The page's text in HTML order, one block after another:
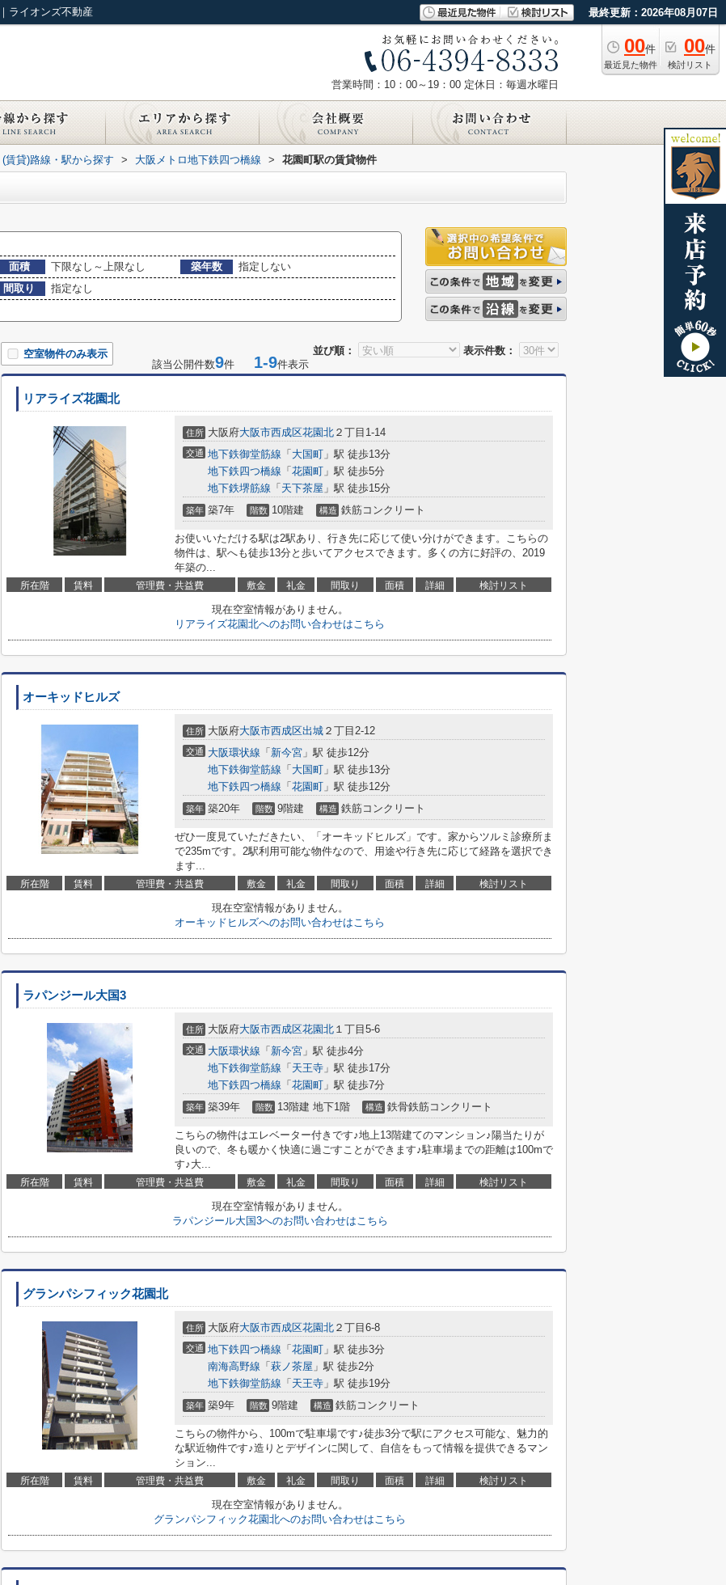
ライオンズ不動産 最終更新：2026年08月07日
00件
最近見た物件
00件
検討リスト
営業時間：10：00～19：00 定休日：毎週水曜日
(賃貸)路線・駅から探す > 大阪メトロ地下鉄四つ橋線 > 花園町駅の賃貸物件
面積 下限なし～上限なし 築年数
指定しない
間取り
指定なし
並び順： 表示件数：
空室物件のみ表示
該当公開件数9件 1-9件表示
リアライズ花園北
住所 大阪府大阪市西成区花園北 ２丁目1-14
交通 地下鉄御堂筋線 「 大国町 」駅 徒歩13分
地下鉄四つ橋線 「 花園町 」駅 徒歩5分
地下鉄堺筋線 「 天下茶屋 」駅 徒歩15分
築年 築7年 階数 10階建 構造 鉄筋コンクリート
お使いいただける駅は2駅あり、行き先に応じて使い分けができます。こちらの
物件は、駅へも徒歩13分と歩いてアクセスできます。多くの方に好評の、2019
年築の...
所在階 賃料 管理費・共益費 敷金 礼金 間取り 面積 詳細 検討リスト
現在空室情報がありません。
リアライズ花園北へのお問い合わせはこちら
オーキッドヒルズ
住所 大阪府大阪市西成区出城 ２丁目2-12
交通 大阪環状線 「 新今宮 」駅 徒歩12分
地下鉄御堂筋線 「 大国町 」駅 徒歩13分
地下鉄四つ橋線 「 花園町 」駅 徒歩12分
築年 築20年 階数 9階建 構造 鉄筋コンクリート
ぜひ一度見ていただきたい、「オーキッドヒルズ」です。家からツルミ診療所ま
で235mです。2駅利用可能な物件なので、用途や行き先に応じて経路を選択でき
ます...
所在階 賃料 管理費・共益費 敷金 礼金 間取り 面積 詳細 検討リスト
現在空室情報がありません。
オーキッドヒルズへのお問い合わせはこちら
ラパンジール大国3
住所 大阪府大阪市西成区花園北 １丁目5-6
交通 大阪環状線 「 新今宮 」駅 徒歩4分
地下鉄御堂筋線 「 天王寺 」駅 徒歩17分
地下鉄四つ橋線 「 花園町 」駅 徒歩7分
築年 築39年 階数 13階建 地下1階 構造 鉄骨鉄筋コンクリート
こちらの物件はエレベーター付きです♪地上13階建てのマンション♪陽当たりが
良いので、冬も暖かく快適に過ごすことができます♪駐車場までの距離は100mで
す♪大...
所在階 賃料 管理費・共益費 敷金 礼金 間取り 面積 詳細 検討リスト
現在空室情報がありません。
ラパンジール大国3へのお問い合わせはこちら
グランパシフィック花園北
住所 大阪府大阪市西成区花園北 ２丁目6-8
交通 地下鉄四つ橋線 「 花園町 」駅 徒歩3分
南海高野線 「 萩ノ茶屋 」駅 徒歩2分
地下鉄御堂筋線 「 天王寺 」駅 徒歩19分
築年 築9年 階数 9階建 構造 鉄筋コンクリート
こちらの物件から、100mで駐車場です♪徒歩3分で駅にアクセス可能な、魅力的
な駅近物件です♪造りとデザインに関して、自信をもって情報を提供できるマン
ション...
所在階 賃料 管理費・共益費 敷金 礼金 間取り 面積 詳細 検討リスト
現在空室情報がありません。
グランパシフィック花園北へのお問い合わせはこちら